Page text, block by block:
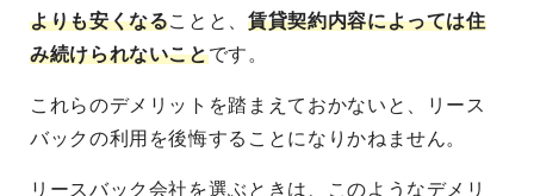
よりも安くなることと、賃貸契約内容によっては住
み続けられないことです。
これらのデメリットを踏まえておかないと、リース
バックの利用を後悔することになりかねません。
リースバック会社を選ぶときは、このようなデメリ